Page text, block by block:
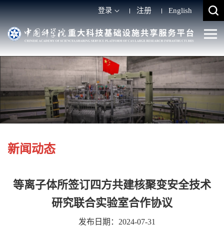
登录 注册 English
新闻动态
等离子体所签订四方共建核聚变安全技术
研究联合实验室合作协议
发布日期：2024-07-31